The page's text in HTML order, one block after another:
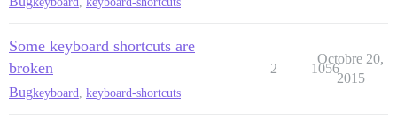
Some keyboard shortcuts are
broken
Bugkeyboard keyboard-shortcuts
2 1056
Octobre 20,
2015